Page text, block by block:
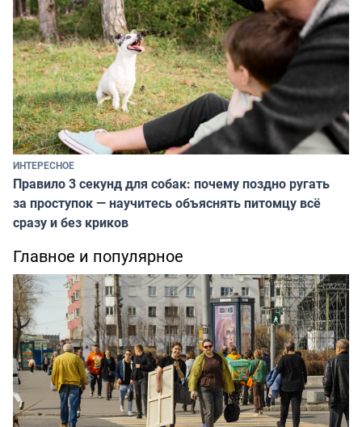
ИНТЕРЕСНОЕ
Правило 3 секунд для собак: почему поздно ругать
за проступок — научитесь объяснять питомцу всё
сразу и без криков
Главное и популярное